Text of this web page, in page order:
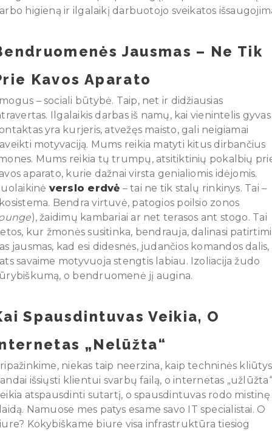
higieną ir ilgalaikį darbuotojo sveikatos
Jausmas – Ne Tik
Kavos Aparato
– sociali būtybė. Taip, net ir didžiausias
Ilgalaikis darbas iš namų, kai vienintelis gyvas
yra kurjeris, atvežęs maisto, gali neigiamai
motyvaciją. Mums reikia matyti kitus dirbančius
Mums reikia tų trumpų, atsitiktinių pokalbių
aparato, kurie dažnai virsta genialiomis idėjomis.
verslo erdvė – tai ne tik stalų rinkinys. Tai –
Bendra virtuvė, patogios poilsio zonos
), žaidimų kambariai ar net terasos ant stogo. Tai
kur žmonės susitinka, bendrauja, dalinasi
jausmas, kad esi didesnės, judančios komandos dalis,
savaime motyvuoja stengtis labiau. Izoliacija žudo
o bendruomenė jį augina.
Spausdintuvas Veikia, O
„nelūžta“
niekas taip neerzina, kaip techninės
išsiųsti klientui svarbų failą, o internetas
atspausdinti sutartį, o spausdintuvas rodo mistinę
Namuose mes patys esame savo IT specialistai. O
Kokybiškame biure visa infrastruktūra tiesiog